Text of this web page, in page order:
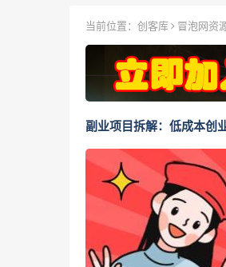
当前位置： 创客库 冒泡网资
副业项目拆解：低成本创